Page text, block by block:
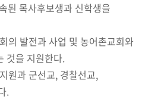
된 목사후보생과 신학생을
의 발전과 사업 및 농어촌교회와
것을 지원한다.
원과 군선교, 경찰선교,
.